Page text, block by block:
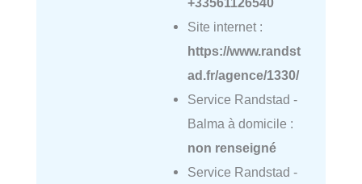
Site internet :
https://www.randst
ad.fr/agence/1330/
Service Randstad -
Balma à domicile :
non renseigné
Service Randstad -